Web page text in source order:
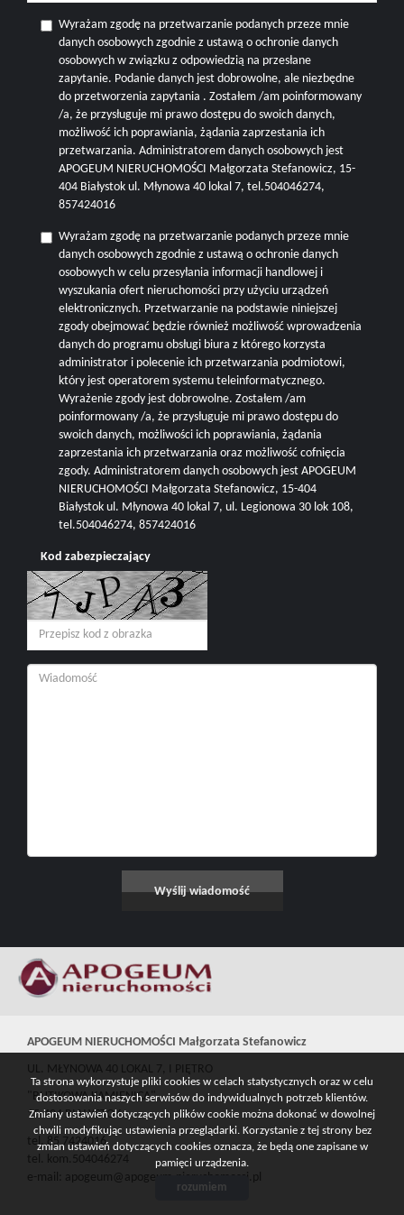
Wyrażam zgodę na przetwarzanie podanych przeze mnie
danych osobowych zgodnie z ustawą o ochronie danych
osobowych w związku z odpowiedzią na przesłane
zapytanie. Podanie danych jest dobrowolne, ale niezbędne
do przetworzenia zapytania . Zostałem /am poinformowany
/a, że przysługuje mi prawo dostępu do swoich danych,
możliwość ich poprawiania, żądania zaprzestania ich
przetwarzania. Administratorem danych osobowych jest
APOGEUM NIERUCHOMOŚCI Małgorzata Stefanowicz, 15-
404 Białystok ul. Młynowa 40 lokal 7, tel.504046274,
857424016
Wyrażam zgodę na przetwarzanie podanych przeze mnie
danych osobowych zgodnie z ustawą o ochronie danych
osobowych w celu przesyłania informacji handlowej i
wyszukania ofert nieruchomości przy użyciu urządzeń
elektronicznych. Przetwarzanie na podstawie niniejszej
zgody obejmować będzie również możliwość wprowadzenia
danych do programu obsługi biura z którego korzysta
administrator i polecenie ich przetwarzania podmiotowi,
który jest operatorem systemu teleinformatycznego.
Wyrażenie zgody jest dobrowolne. Zostałem /am
poinformowany /a, że przysługuje mi prawo dostępu do
swoich danych, możliwości ich poprawiania, żądania
zaprzestania ich przetwarzania oraz możliwość cofnięcia
zgody. Administratorem danych osobowych jest APOGEUM
NIERUCHOMOŚCI Małgorzata Stefanowicz, 15-404
Białystok ul. Młynowa 40 lokal 7, ul. Legionowa 30 lok 108,
tel.504046274, 857424016
Kod zabezpieczający
APOGEUM NIERUCHOMOŚCI Małgorzata Stefanowicz
UL. MŁYNOWA 40 LOKAL 7, I PIĘTRO
"BUTIKOWA KAMIENICA"
15-404 BIAŁYSTOK
tel. 85 7424016
tel. kom.504046274
e-mail: apogeum@apogeum-nieruchomosci.pl
Ta strona wykorzystuje pliki cookies w celach statystycznych oraz w celu
dostosowania naszych serwisów do indywidualnych potrzeb klientów.
Zmiany ustawień dotyczących plików cookie można dokonać w dowolnej
chwili modyfikując ustawienia przeglądarki. Korzystanie z tej strony bez
zmian ustawień dotyczących cookies oznacza, że będą one zapisane w
pamięci urządzenia.
rozumiem